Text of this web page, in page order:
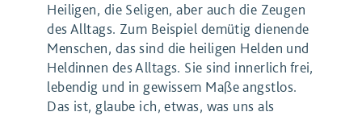
Heiligen, die Seligen, aber auch die Zeugen
des Alltags. Zum Beispiel demütig dienende
Menschen, das sind die heiligen Helden und
Heldinnen des Alltags. Sie sind innerlich frei,
lebendig und in gewissem Maße angstlos.
Das ist, glaube ich, etwas, was uns als